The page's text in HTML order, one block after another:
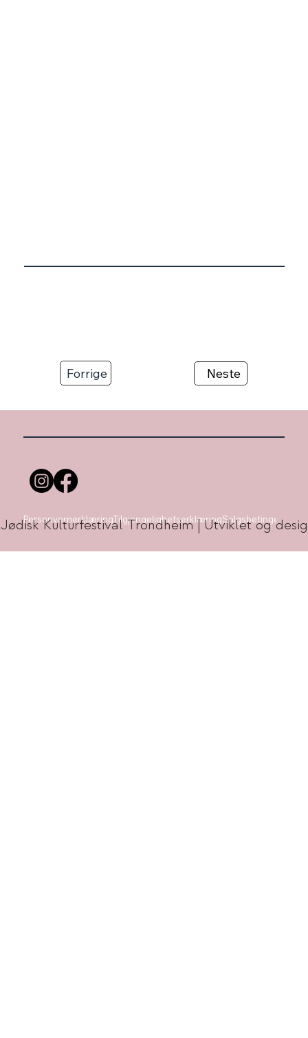
Forrige Neste
PersonvernerklæringTilgjengelighetserklæringSalgsbetingelser
Kulturfestival Trondheim | Utviklet og